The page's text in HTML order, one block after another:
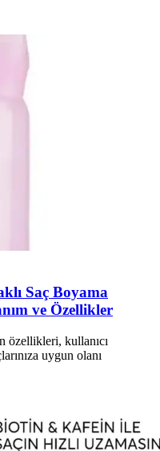
Saç Boyama
ve Özellikler
özellikleri, kullanıcı
uygun olanı